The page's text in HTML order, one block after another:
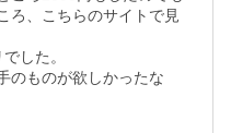
ろ、こちらのサイトで見
した。
のものが欲しかったな